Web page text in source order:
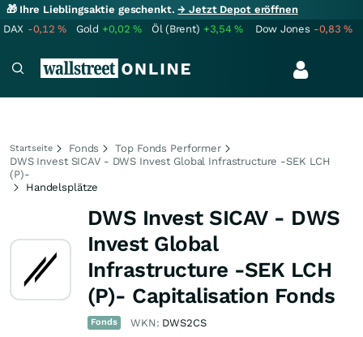
🎁 Ihre Lieblingsaktie geschenkt.→ Jetzt Depot eröffnen
DAX -0,12% Gold +0,02% Öl (Brent) +3,54% Dow Jones -0,83%
Startseite Fonds
Top Fonds Performer
DWS Invest SICAV - DWS Invest Global Infrastructure -SEK LCH
(P)-
Handelsplätze
DWS Invest SICAV - DWS
Invest Global
Infrastructure -SEK LCH
(P)- Capitalisation Fonds
Fonds WKN: DWS2CS